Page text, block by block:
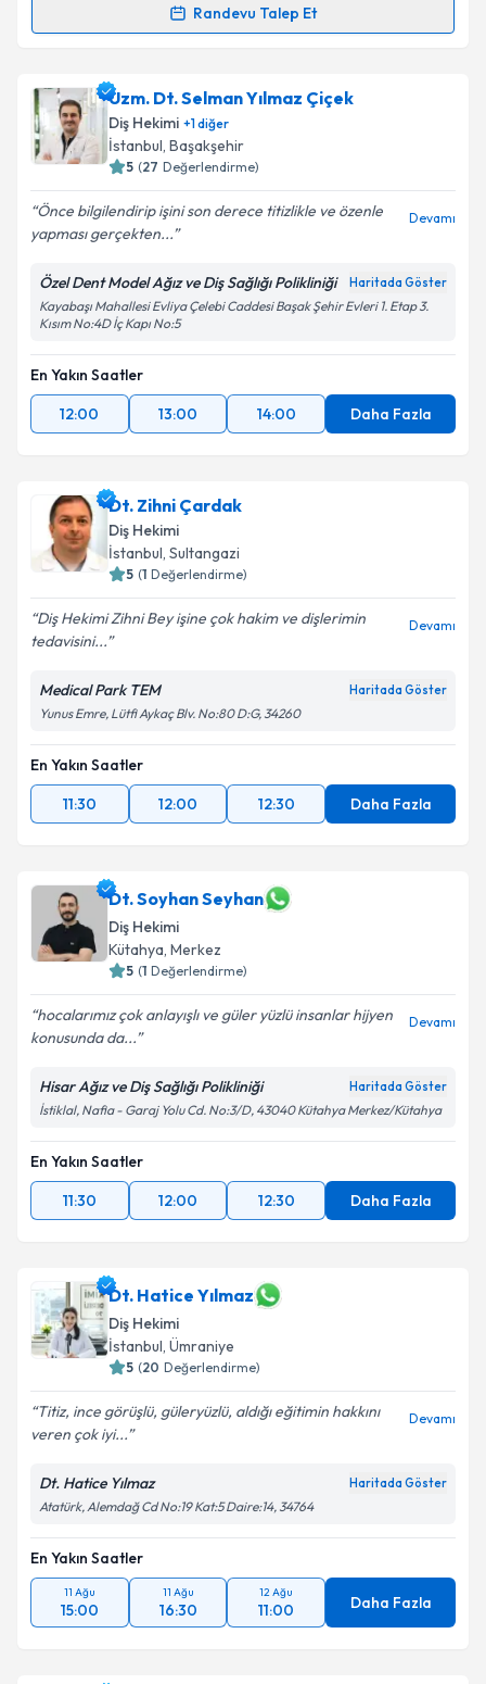
Randevu Talep Et
Randevu Takvimi Talebi
Dt. Ş. Kağan Onayiçin randevu takvimi talebi
oluşturun. Size bu uzmandan randevu almanız için bir
takvim hazırlandığında e-posta ile bilgilendireceğiz.
Kişisel verilerimin işlenmesine ilişkin
Aydınlatma
Metni'ni okudum ve kişisel verilerimin belirtilen
kapsamda işlenmesini kabul ediyorum.
Takvim Talebini Gönder
Uzm. Dt. Selman Yılmaz Çiçek
Diş Hekimi +1diğer
İstanbul, Başakşehir
5 (27 Değerlendirme)
Önce bilgilendirip işini son derece titizlikle ve özenle
yapması gerçekten...
Devamı
Özel Dent Model Ağız ve Diş Sağlığı Polikliniği Haritada Göster
Kayabaşı Mahallesi Evliya Çelebi Caddesi Başak Şehir Evleri 1. Etap 3.
Kısım No:4D İç Kapı No:5
En Yakın Saatler
12:00
13:00 14:00 Daha Fazla
Dt. Zihni Çardak
Diş Hekimi
İstanbul, Sultangazi
5 (1 Değerlendirme)
Diş Hekimi Zihni Bey işine çok hakim ve dişlerimin
tedavisini...
Devamı
Medical Park TEM Haritada Göster
Yunus Emre, Lütfi Aykaç Blv. No:80 D:G, 34260
En Yakın Saatler
11:30
12:00 12:30 Daha Fazla
Dt. Soyhan Seyhan
Diş Hekimi
Kütahya, Merkez
5 (1 Değerlendirme)
hocalarımız çok anlayışlı ve güler yüzlü insanlar hijyen
konusunda da...
Devamı
Hisar Ağız ve Diş Sağlığı Polikliniği Haritada Göster
İstiklal, Nafia - Garaj Yolu Cd. No:3/D, 43040 Kütahya Merkez/Kütahya
En Yakın Saatler
11:30
12:00 12:30 Daha Fazla
Dt. Hatice Yılmaz
Diş Hekimi
İstanbul, Ümraniye
5 (20 Değerlendirme)
Titiz, ince görüşlü, güleryüzlü, aldığı eğitimin hakkını
veren çok iyi...
Devamı
Dt. Hatice Yılmaz Haritada Göster
Atatürk, Alemdağ Cd No:19 Kat:5 Daire:14, 34764
En Yakın Saatler
11 Ağu
15:00
11 Ağu
16:30
12 Ağu
11:00 Daha Fazla